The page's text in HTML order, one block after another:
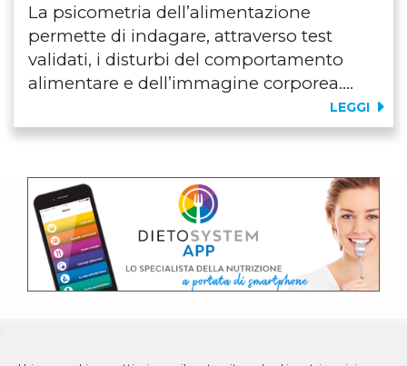
La psicometria dell’alimentazione
permette di indagare, attraverso test
validati, i disturbi del comportamento
alimentare e dell’immagine corporea....
LEGGI